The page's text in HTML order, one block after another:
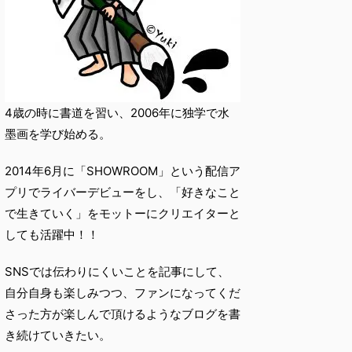
4歳の時に書道を習い、2006年に独学で水
墨画を学び始める。
2014年6月に「SHOWROOM」という配信ア
プリでライバーデビューをし、「好きなこと
で生きていく」をモットーにクリエイターと
しても活躍中！！
SNSでは伝わりにくいことを記事にして、
自分自身も楽しみつつ、ファンになってくだ
さった方が楽しんで頂けるようなブログを書
き続けていきたい。